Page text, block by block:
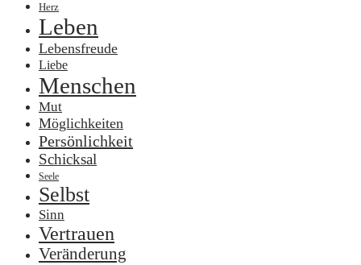
Herz
Leben
Lebensfreude
Liebe
Menschen
Mut
Möglichkeiten
Persönlichkeit
Schicksal
Seele
Selbst
Sinn
Vertrauen
Veränderung